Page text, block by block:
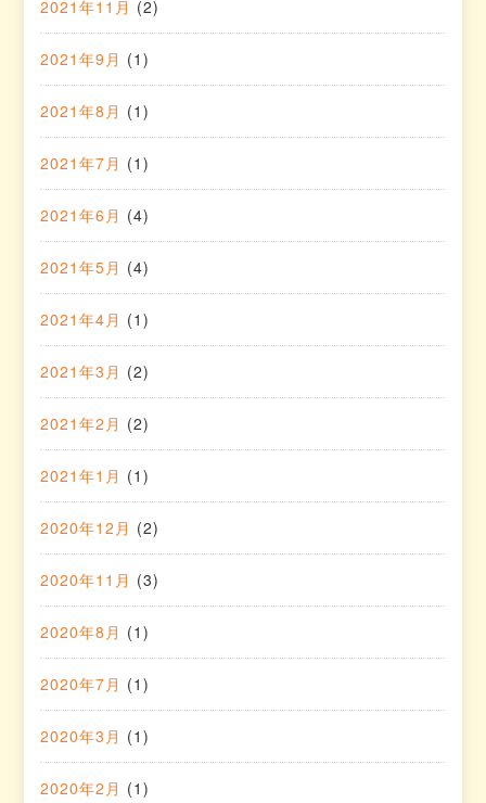
2021年11月 (2)
2021年9月 (1)
2021年8月 (1)
2021年7月 (1)
2021年6月 (4)
2021年5月 (4)
2021年4月 (1)
2021年3月 (2)
2021年2月 (2)
2021年1月 (1)
2020年12月 (2)
2020年11月 (3)
2020年8月 (1)
2020年7月 (1)
2020年3月 (1)
2020年2月 (1)